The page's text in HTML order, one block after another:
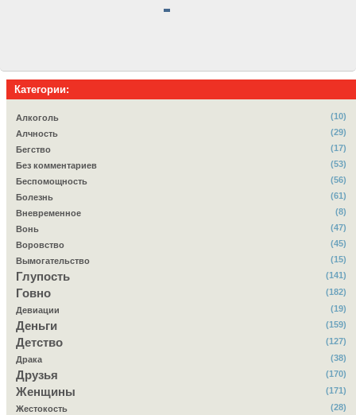
Категории:
Алкоголь
(10)
Алчность
(29)
Бегство
(17)
Без комментариев
(53)
Беспомощность
(56)
Болезнь
(61)
Вневременное
(8)
Вонь
(47)
Воровство
(45)
Вымогательство
(15)
Глупость (141)
Говно
(182)
Девиации
(19)
Деньги (159)
Детство
(127)
Драка
(38)
Друзья (170)
Женщины
(171)
Жестокость
(28)